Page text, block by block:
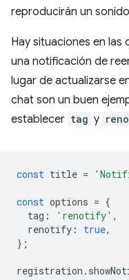
reproducirán un
Hay situaciones en las
una notificación de
lugar de actualizarse
chat son un buen
establecer tag y
const title =
const options = {
tag : 'renotify' ,
renotify : true,
};
registration .